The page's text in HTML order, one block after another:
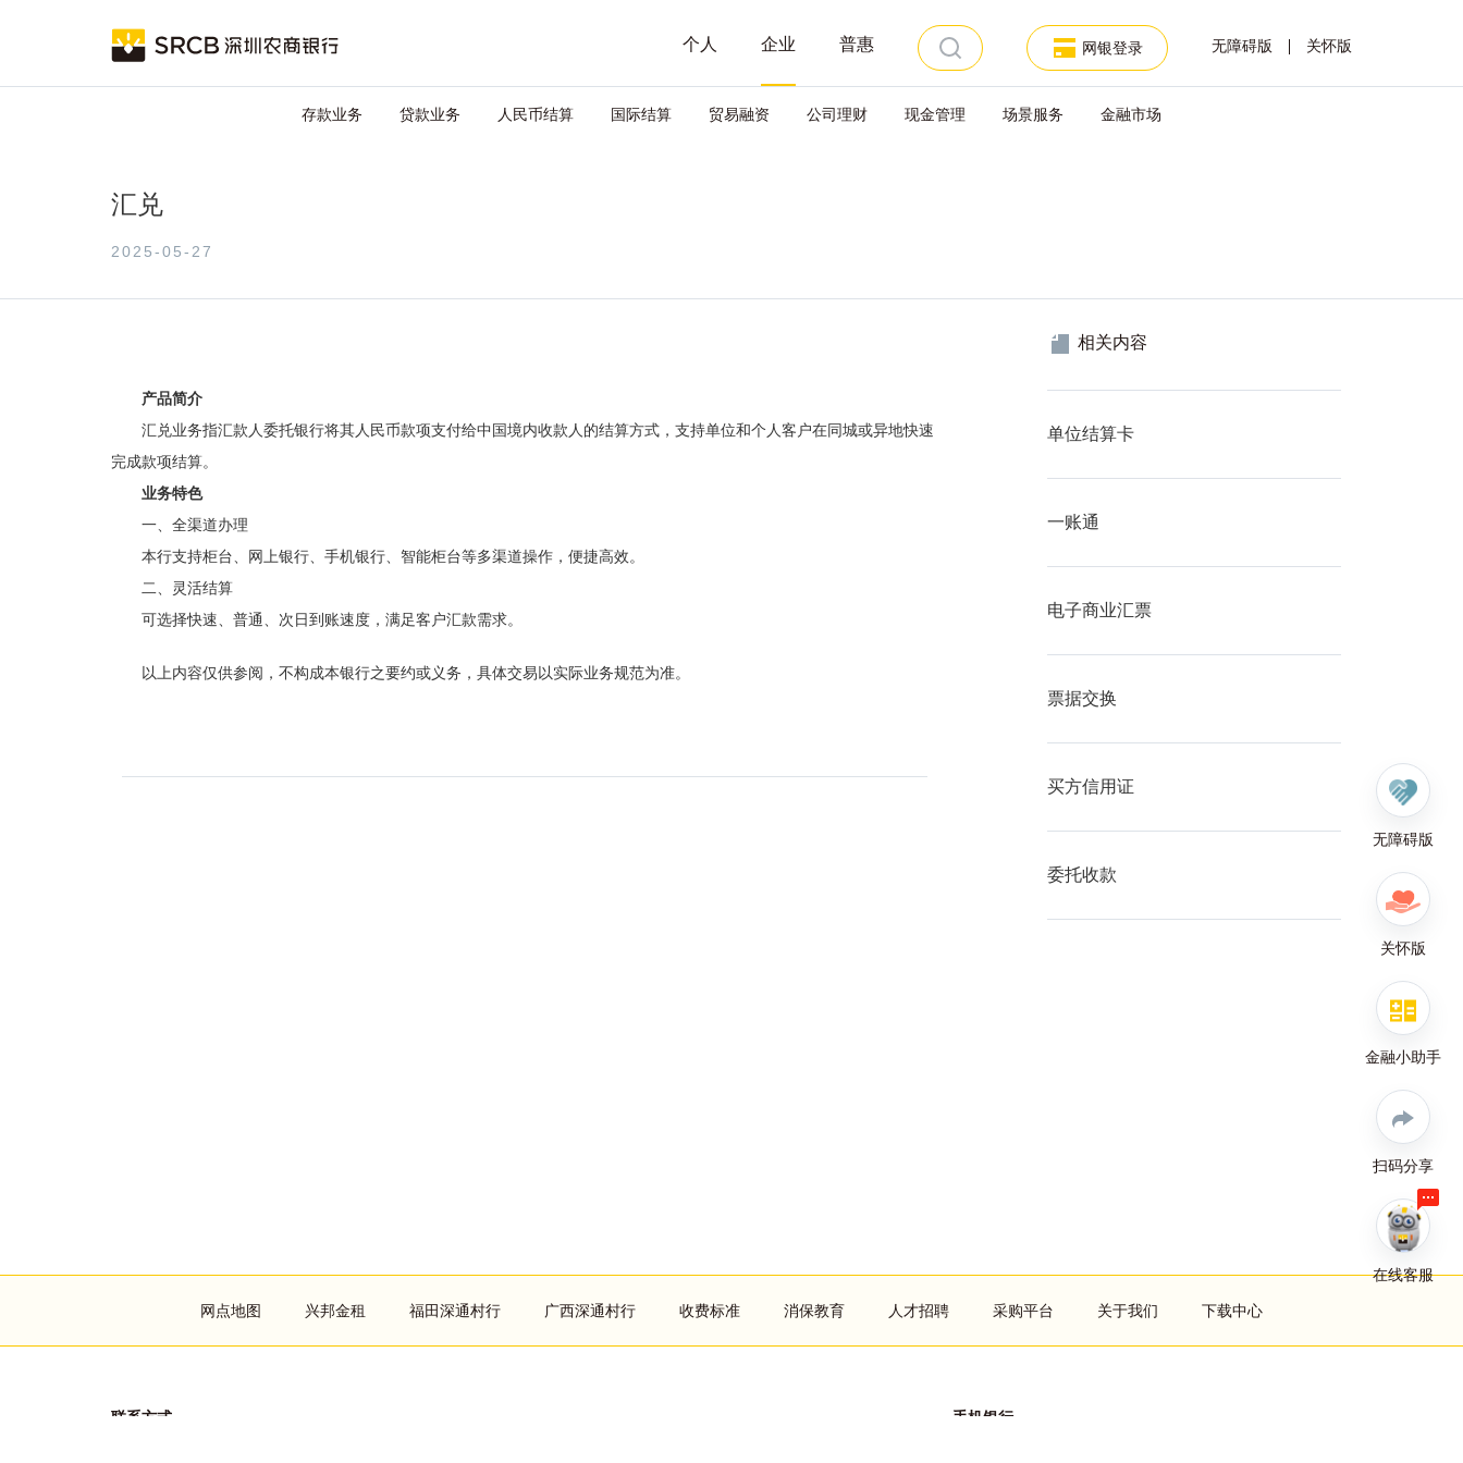
Main
navigation
无障碍版 关怀版
网银登录
个人 企业
存款业务 贷款业务 人民币结算 国际结算 贸易融资 公司理财 现金管理 场景服务 金融市场
普惠
汇兑
2025-05-27
产品简介
汇兑业务指汇款人委托银行将其人民币款项支付给中国境内收款人的结算方式，支持单位和个人客户在同城或异地快速
完成款项结算。
业务特色
一、全渠道办理
本行支持柜台、网上银行、手机银行、智能柜台等多渠道操作，便捷高效。
二、灵活结算
可选择快速、普通、次日到账速度，满足客户汇款需求。
以上内容仅供参阅 ，不构成本银行之要约或义务 ， 具体交易以实际业务规范为准。
无障碍版
关怀版
金融小助手
扫码分享
在线客服
相关内容
单位结算卡
一账通
电子商业汇票
票据交换
买方信用证
委托收款
menu
网点地图 兴邦金租 福田深通村行 广西深通村行 收费标准 消保教育 人才招聘 采购平台 关于我们 下载中心
联系方式 手机银行